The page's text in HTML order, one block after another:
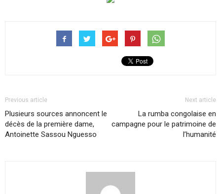
Previous article
Plusieurs sources annoncent le
décès de la première dame,
Antoinette Sassou Nguesso
Next article
La rumba congolaise en
campagne pour le patrimoine de
l’humanité